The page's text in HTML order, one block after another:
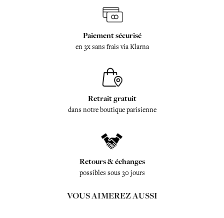
Paiement sécurisé
en 3x sans frais via Klarna
Retrait gratuit
dans notre boutique parisienne
Retours & échanges
possibles sous 30 jours
VOUS AIMEREZ AUSSI